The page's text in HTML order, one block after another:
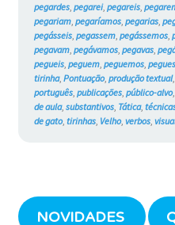
pegardes, pegarei, pegareis,
pegariam, pegaríamos, pegarias,
pegásseis, pegassem, pegássemos,
pegavam, pegávamos, pegavas,
pegueis, peguem, peguemos, pegues
tirinha, Pontuação, produção textual,
português, publicações, público-alvo,
de aula, substantivos, Tática,
de gato, tirinhas, Velho, verbos,
NOVIDADES